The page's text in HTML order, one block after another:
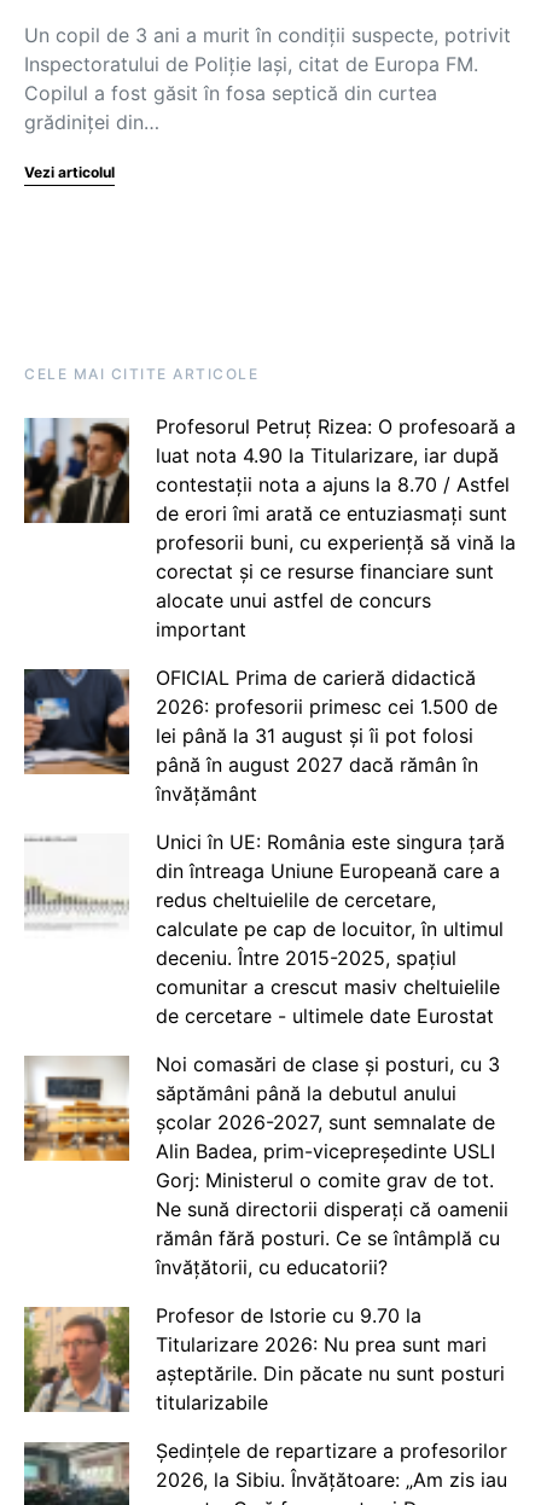
Un copil de 3 ani a murit în condiţii suspecte, potrivit
Inspectoratului de Poliţie Iaşi, citat de Europa FM.
Copilul a fost găsit în fosa septică din curtea
grădiniţei din…
Vezi articolul
CELE MAI CITITE ARTICOLE
Profesorul Petruț Rizea: O profesoară a
luat nota 4.90 la Titularizare, iar după
contestații nota a ajuns la 8.70 / Astfel
de erori îmi arată ce entuziasmați sunt
profesorii buni, cu experiență să vină la
corectat și ce resurse financiare sunt
alocate unui astfel de concurs
important
OFICIAL Prima de carieră didactică
2026: profesorii primesc cei 1.500 de
lei până la 31 august și îi pot folosi
până în august 2027 dacă rămân în
învățământ
Unici în UE: România este singura țară
din întreaga Uniune Europeană care a
redus cheltuielile de cercetare,
calculate pe cap de locuitor, în ultimul
deceniu. Între 2015-2025, spațiul
comunitar a crescut masiv cheltuielile
de cercetare - ultimele date Eurostat
Noi comasări de clase și posturi, cu 3
săptămâni până la debutul anului
școlar 2026-2027, sunt semnalate de
Alin Badea, prim-vicepreședinte USLI
Gorj: Ministerul o comite grav de tot.
Ne sună directorii disperați că oamenii
rămân fără posturi. Ce se întâmplă cu
învățătorii, cu educatorii?
Profesor de Istorie cu 9.70 la
Titularizare 2026: Nu prea sunt mari
așteptările. Din păcate nu sunt posturi
titularizabile
Ședințele de repartizare a profesorilor
2026, la Sibiu. Învățătoare: „Am zis iau